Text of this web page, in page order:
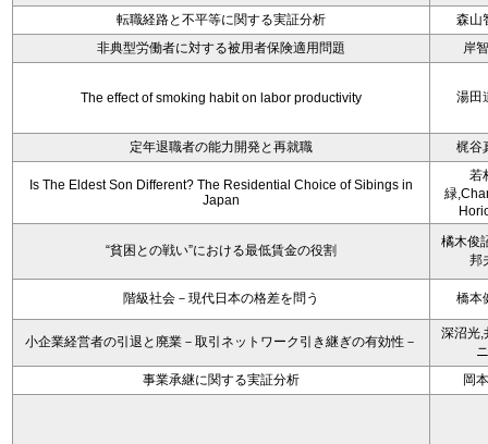
転職経路と不平等に関する実証分析
森山
非典型労働者に対する被用者保険適用問題
岸
The effect of smoking habit on labor productivity 湯田
定年退職者の能力開発と再就職 梶谷
Is The Eldest Son Different? The Residential Choice of Sibings in
Japan
若
緑
“貧困との戦い”における最低賃金の役割
橘木俊
邦
階級社会－現代日本の格差を問う 橋本
小企業経営者の引退と廃業－取引ネットワーク引き継ぎの有効性－
深沼光,
ニ
事業承継に関する実証分析
岡